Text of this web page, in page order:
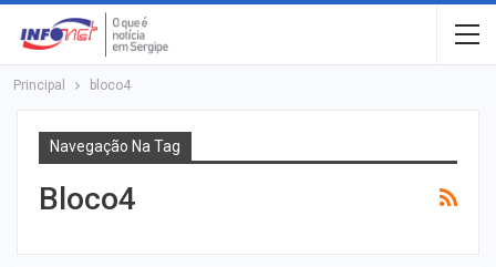
Principal bloco4
Navegação Na Tag
Bloco4